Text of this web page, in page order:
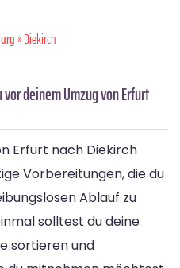
» Diekirch
deinem Umzug von Erfurt
Erfurt nach Diekirch
Vorbereitungen, die du
Ablauf zu
solltest du deine
sortieren und